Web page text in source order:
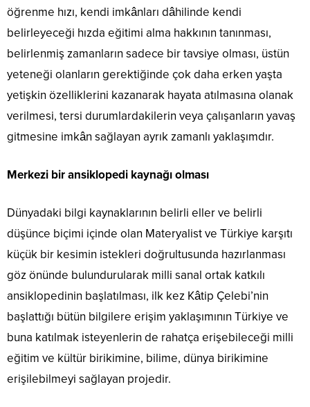
öğrenme hızı, kendi imkânları dâhilinde kendi
belirleyeceği hızda eğitimi alma hakkının tanınması,
belirlenmiş zamanların sadece bir tavsiye olması, üstün
yeteneği olanların gerektiğinde çok daha erken yaşta
yetişkin özelliklerini kazanarak hayata atılmasına olanak
verilmesi, tersi durumlardakilerin veya çalışanların yavaş
gitmesine imkân sağlayan ayrık zamanlı yaklaşımdır.
Merkezi bir ansiklopedi kaynağı olması
Dünyadaki bilgi kaynaklarının belirli eller ve belirli
düşünce biçimi içinde olan Materyalist ve Türkiye karşıtı
küçük bir kesimin istekleri doğrultusunda hazırlanması
göz önünde bulundurularak milli sanal ortak katkılı
ansiklopedinin başlatılması, ilk kez Kâtip Çelebi’nin
başlattığı bütün bilgilere erişim yaklaşımının Türkiye ve
buna katılmak isteyenlerin de rahatça erişebileceği milli
eğitim ve kültür birikimine, bilime, dünya birikimine
erişilebilmeyi sağlayan projedir.